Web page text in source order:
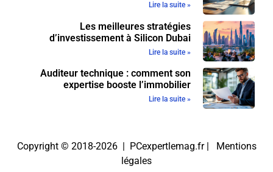
Lire la suite »
Les meilleures stratégies
d’investissement à Silicon Dubai
Lire la suite »
Auditeur technique : comment son
expertise booste l’immobilier
Lire la suite »
Copyright © 2018-2026 | PCexpertlemag.fr | Mentions
légales